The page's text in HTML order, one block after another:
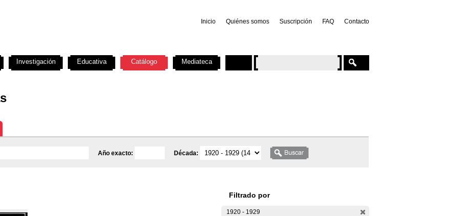
Inicio Quiénes somos Suscripción FAQ Contacto
Año exacto: Década:
Filtrado por
1920 - 1929
Investigación Educativa Catálogo Mediateca